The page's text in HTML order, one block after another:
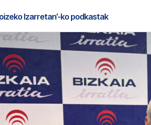
Izarretan’-ko podkastak